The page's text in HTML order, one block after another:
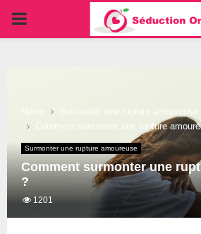
PRIMARY
Home
Surmonter une rupture amoureuse
Comment surmonter une rupture
Surmonter une rupture amoureuse
Comment surmonter une
?
1201